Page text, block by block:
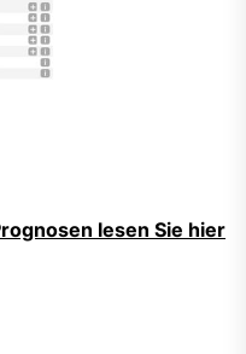
lesen Sie hier